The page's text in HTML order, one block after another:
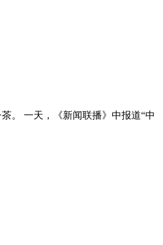
。 一天，《新闻联播》中报道“中